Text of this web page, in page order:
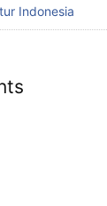
Indonesia